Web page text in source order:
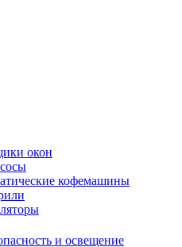
окон
кофемашины